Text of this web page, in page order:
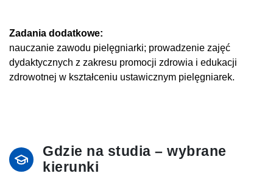
Zadania dodatkowe:
nauczanie zawodu pielęgniarki; prowadzenie zajęć
dydaktycznych z zakresu promocji zdrowia i edukacji
zdrowotnej w kształceniu ustawicznym pielęgniarek.
Gdzie na studia – wybrane
kierunki